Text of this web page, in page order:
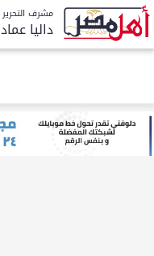
مشرف التحرير
داليا عماد